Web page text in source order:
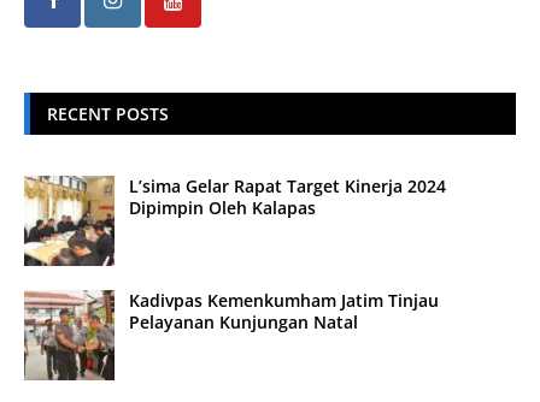
RECENT POSTS
L’sima Gelar Rapat Target Kinerja 2024
Dipimpin Oleh Kalapas
Kadivpas Kemenkumham Jatim Tinjau
Pelayanan Kunjungan Natal